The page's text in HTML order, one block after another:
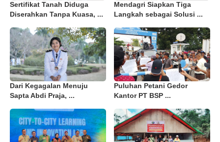
Sertifikat Tanah Diduga
Diserahkan Tanpa Kuasa, ...
Mendagri Siapkan Tiga
Langkah sebagai Solusi ...
Dari Kegagalan Menuju
Sapta Abdi Praja, ...
Puluhan Petani Gedor
Kantor PT BSP ...